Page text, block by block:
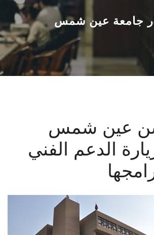
القطاعـات
الشئون الأكاديمية
البحث العلمي
المراكز والوحدات
الأنظمة الذكية
جامعة عين شمس
عين شمس
الدعم الفني